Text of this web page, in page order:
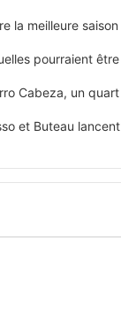
la meilleure
pourraient
Cabeza, un
et Buteau